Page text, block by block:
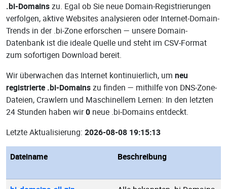
.bi-Domainszu. Egal ob Sie neue Domain-Registrierungen
verfolgen, aktive Websites analysieren oder Internet-Domain-
Trends in der .bi-Zone erforschen — unsere Domain-
Datenbank ist die ideale Quelle und steht im CSV-Format
zum sofortigen Download bereit.
Wir überwachen das Internet kontinuierlich, um neu
registrierte .bi-Domainszu finden — mithilfe von DNS-Zone-
Dateien, Crawlern und Maschinellem Lernen: In den letzten
24 Stunden haben wir0 neue .bi-Domains entdeckt.
Letzte Aktualisierung: 2026-08-08 19:15:13
Dateiname Beschreibung